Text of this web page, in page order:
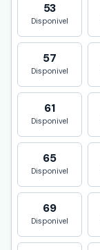
53
Disponivel
57
Disponivel
61
Disponivel
65
Disponivel
69
Disponivel